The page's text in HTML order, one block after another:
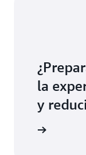
la
y